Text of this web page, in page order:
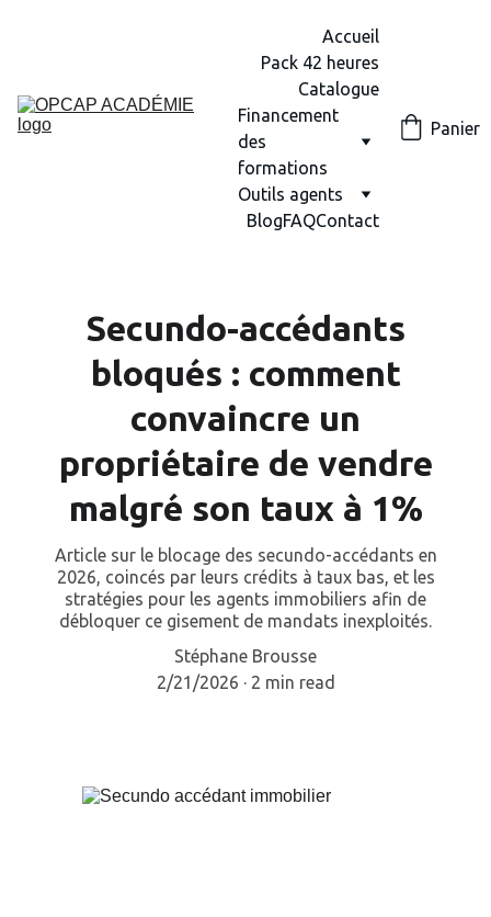
Accueil
Pack 42 heures
Catalogue
Financement
des
formations
Outils agents
BlogFAQContact
Panier
Secundo-accédants
bloqués : comment
convaincre un
propriétaire de vendre
malgré son taux à 1%
Article sur le blocage des secundo-accédants en
2026, coincés par leurs crédits à taux bas, et les
stratégies pour les agents immobiliers afin de
débloquer ce gisement de mandats inexploités.
Stéphane Brousse
2/21/2026
2 min read